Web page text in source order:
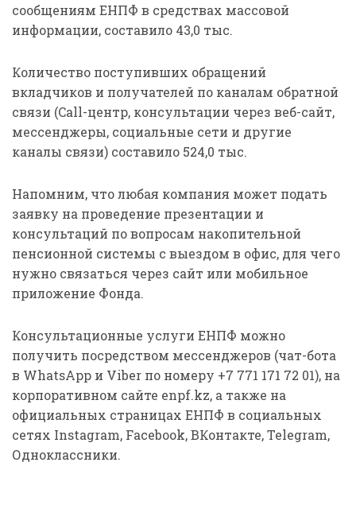
сообщениям ЕНПФ в средствах массовой
информации, составило 43,0 тыс.
Количество поступивших обращений
вкладчиков и получателей по каналам обратной
связи (Call-центр, консультации через веб-сайт,
мессенджеры, социальные сети и другие
каналы связи) составило 524,0 тыс.
Напомним, что любая компания может подать
заявку на проведение презентации и
консультаций по вопросам накопительной
пенсионной системы с выездом в офис, для чего
нужно связаться через сайт или мобильное
приложение Фонда.
Консультационные услуги ЕНПФ можно
получить посредством мессенджеров (чат-бота
в WhatsАpp и Viber по номеру +7 771 171 72 01), на
корпоративном сайте enpf.kz, а также на
официальных страницах ЕНПФ в социальных
сетях Instagram, Facebook, ВКонтакте, Telegram,
Одноклассники.